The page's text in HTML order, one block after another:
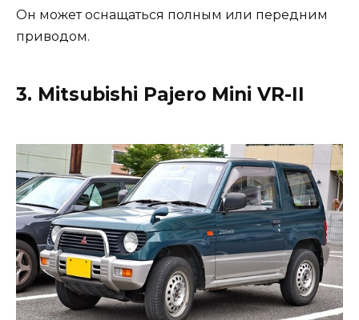
Он может оснащаться полным или передним
приводом.
3. Mitsubishi Pajero Mini VR-II